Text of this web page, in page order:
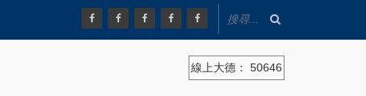
線上大德： 50646